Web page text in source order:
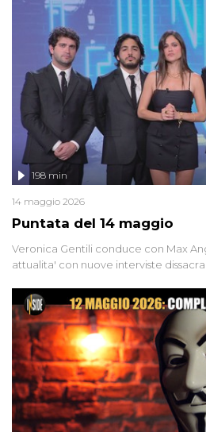
'90 e il 2000 che, inquietantemente,
libertà. Lo speciale affronta inoltre le
Firenze, le cui responsabilità
groviglio di dubbi mai chiariti. Nel
l'intervista inedita a Olindo Romano,
Puntata del 14 maggio
198 min
14 maggio 2026
Veronica Gentili conduce con Max
attualita' con nuove interviste